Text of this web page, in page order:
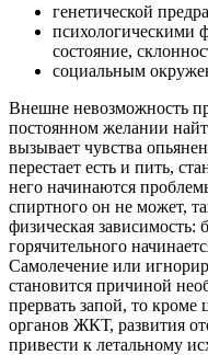
генетической
психологическими
состояние,
социальным
Внешне невозможность
постоянном желании
вызывает чувства
перестает есть и пить,
него начинаются
спиртного он не может,
физическая зависимость:
горячительного
Самолечение или
становится причиной
прервать запой, то
органов ЖКТ, развития
привести к летальному